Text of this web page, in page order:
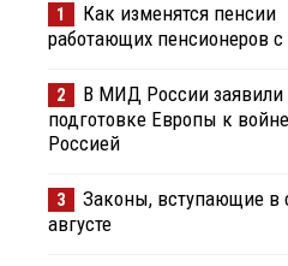
1
Как изменятся пенсии
работающих пенсионеров с
2
В МИД России заявили
подготовке Европы к
Россией
3
Законы, вступающие в
августе